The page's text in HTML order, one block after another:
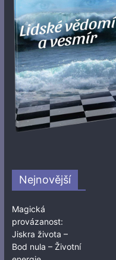
Nejnovější
Magická
provázanost:
Jiskra života –
Bod nula – Životní